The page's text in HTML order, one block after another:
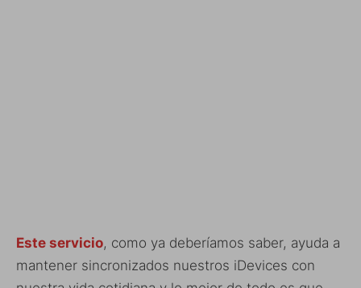
Este servicio, como ya deberíamos saber, ayuda a
mantener sincronizados nuestros iDevices con